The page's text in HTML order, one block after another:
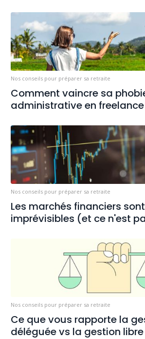
Nos conseils pour préparer sa retraite
Comment vaincre sa
administrative en freelance
Nos conseils pour préparer sa retraite
Les marchés financiers sont
imprévisibles (et ce n'est
Nos conseils pour préparer sa retraite
Ce que vous rapporte la
déléguée vs la gestion libre